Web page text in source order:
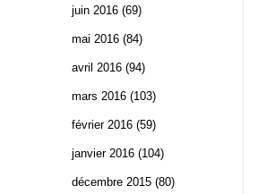
juin 2016 (69)
mai 2016 (84)
avril 2016 (94)
mars 2016 (103)
février 2016 (59)
janvier 2016 (104)
décembre 2015 (80)